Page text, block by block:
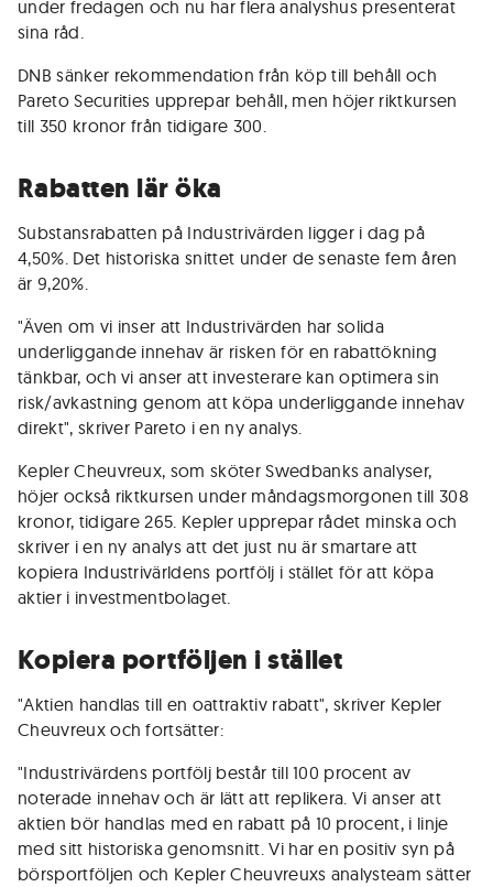
under fredagen och nu har flera analyshus presenterat
sina råd.
DNB sänker rekommendation från köp till behåll och
Pareto Securities upprepar behåll, men höjer riktkursen
till 350 kronor från tidigare 300.
Rabatten lär öka
Substansrabatten på Industrivärden ligger i dag på
4,50%. Det historiska snittet under de senaste fem åren
är 9,20%.
"Även om vi inser att Industrivärden har solida
underliggande innehav är risken för en rabattökning
tänkbar, och vi anser att investerare kan optimera sin
risk/avkastning genom att köpa underliggande innehav
direkt", skriver Pareto i en ny analys.
Kepler Cheuvreux, som sköter Swedbanks analyser,
höjer också riktkursen under måndagsmorgonen till 308
kronor, tidigare 265. Kepler upprepar rådet minska och
skriver i en ny analys att det just nu är smartare att
kopiera Industrivärldens portfölj i stället för att köpa
aktier i investmentbolaget.
Kopiera portföljen i stället
"Aktien handlas till en oattraktiv rabatt", skriver Kepler
Cheuvreux och fortsätter:
"Industrivärdens portfölj består till 100 procent av
noterade innehav och är lätt att replikera. Vi anser att
aktien bör handlas med en rabatt på 10 procent, i linje
med sitt historiska genomsnitt. Vi har en positiv syn på
börsportföljen och Kepler Cheuvreuxs analysteam sätter